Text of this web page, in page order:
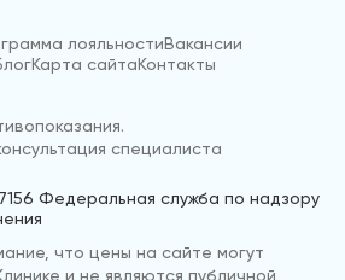
лояльностиВакансии
Карта сайтаКонтакты
специалиста
Федеральная служба по надзору
что цены на сайте могут
и не являются публичной